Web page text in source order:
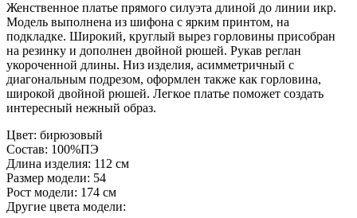
Женственное платье прямого силуэта длиной до линии икр.
Модель выполнена из шифона с ярким принтом, на
подкладке. Широкий, круглый вырез горловины присобран
на резинку и дополнен двойной рюшей. Рукав реглан
укороченной длины. Низ изделия, асимметричный с
диагональным подрезом, оформлен также как горловина,
широкой двойной рюшей. Легкое платье поможет создать
интересный нежный образ.
Цвет: бирюзовый
Состав: 100%ПЭ
Длина изделия: 112 см
Размер модели: 54
Рост модели: 174 см
Другие цвета модели: